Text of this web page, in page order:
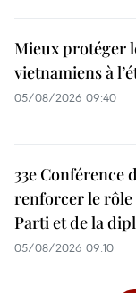
Mieux protéger
vietnamiens à
05/08/2026 09:40
33e Conférence
renforcer le
Parti et de la
05/08/2026 09:10